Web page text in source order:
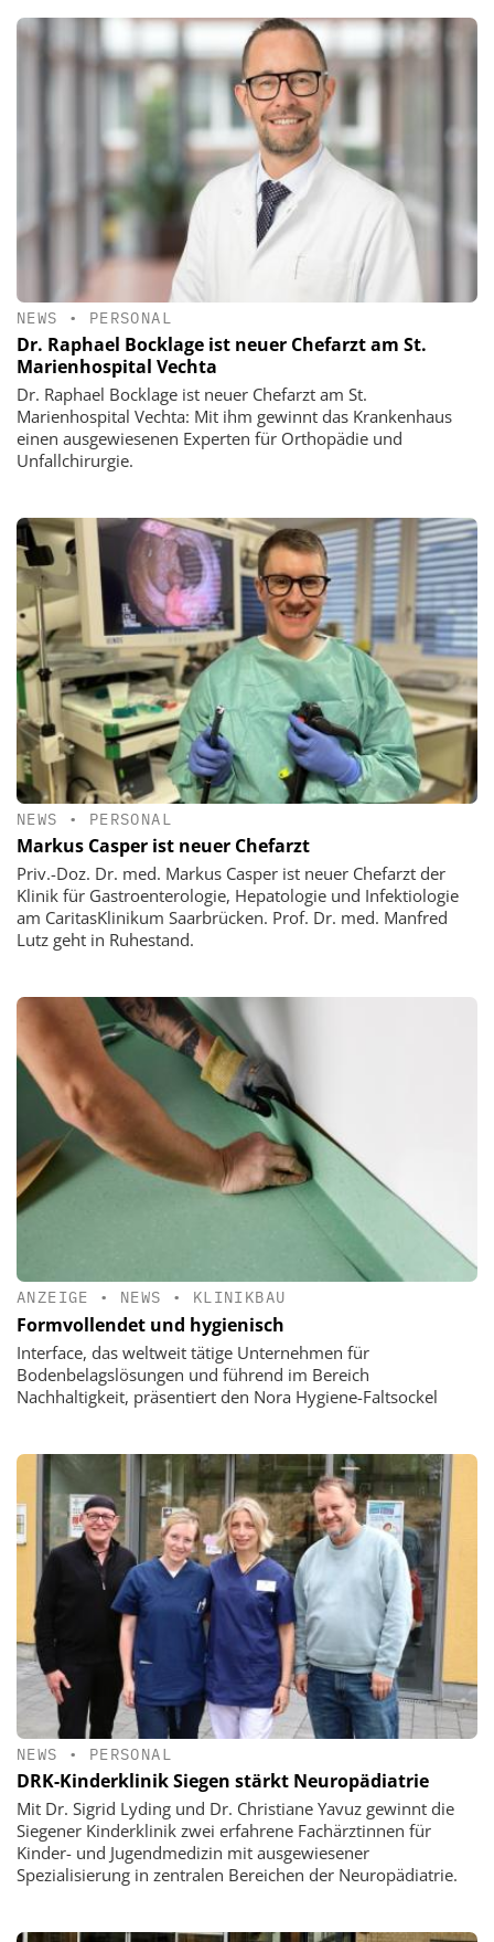
NEWS • PERSONAL
Dr. Raphael Bocklage ist neuer Chefarzt am St.
Marienhospital Vechta
Dr. Raphael Bocklage ist neuer Chefarzt am St.
Marienhospital Vechta: Mit ihm gewinnt das Krankenhaus
einen ausgewiesenen Experten für Orthopädie und
Unfallchirurgie.
NEWS • PERSONAL
Markus Casper ist neuer Chefarzt
Priv.-Doz. Dr. med. Markus Casper ist neuer Chefarzt der
Klinik für Gastroenterologie, Hepatologie und Infektiologie
am CaritasKlinikum Saarbrücken. Prof. Dr. med. Manfred
Lutz geht in Ruhestand.
ANZEIGE • NEWS • KLINIKBAU
Formvollendet und hygienisch
Interface, das weltweit tätige Unternehmen für
Bodenbelagslösungen und führend im Bereich
Nachhaltigkeit, präsentiert den Nora Hygiene-Faltsockel
NEWS • PERSONAL
DRK-Kinderklinik Siegen stärkt Neuropädiatrie
Mit Dr. Sigrid Lyding und Dr. Christiane Yavuz gewinnt die
Siegener Kinderklinik zwei erfahrene Fachärztinnen für
Kinder- und Jugendmedizin mit ausgewiesener
Spezialisierung in zentralen Bereichen der Neuropädiatrie.